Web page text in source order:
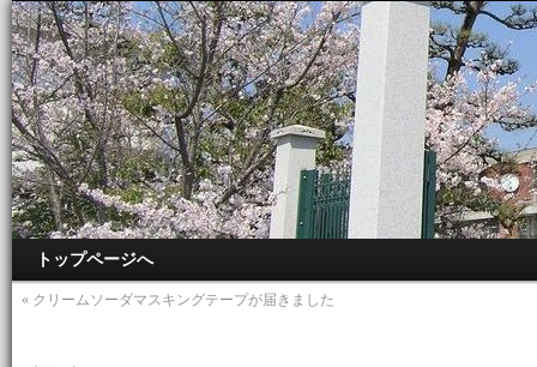
トップページへ
« クリームソーダマスキングテープが届きました